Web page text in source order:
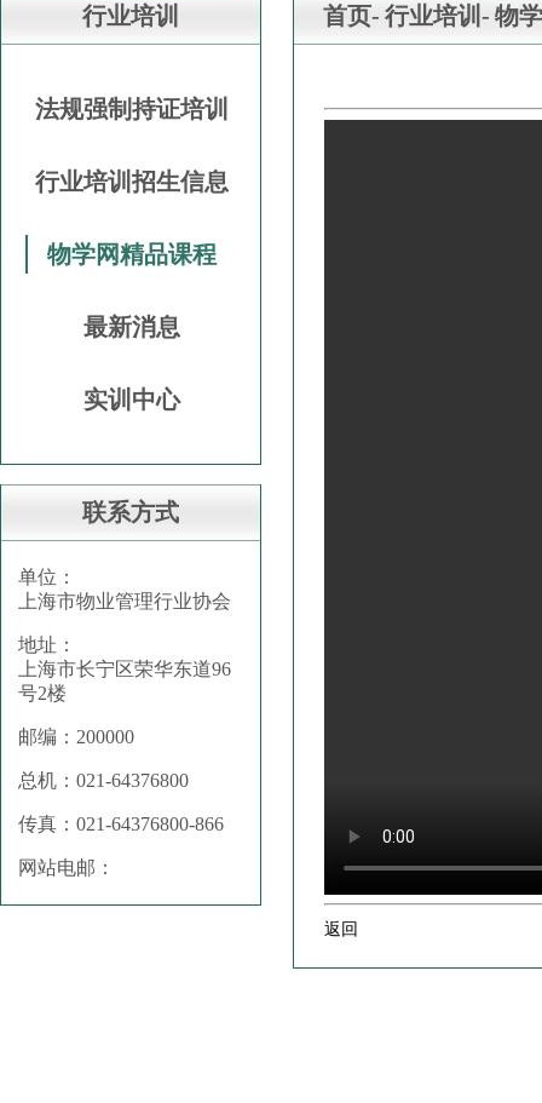
行业培训
法规强制持证培训
行业培训招生信息
物学网精品课程
最新消息
实训中心
联系方式
单位：
上海市物业管理行业协会
地址：
上海市长宁区荣华东道96
号2楼
邮编：200000
总机：021-64376800
传真：021-64376800-866
网站电邮：
首页- 行业培训- 物
返回